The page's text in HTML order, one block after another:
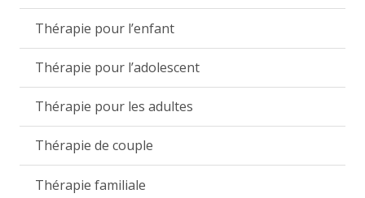
Thérapie pour l’enfant
Thérapie pour l’adolescent
Thérapie pour les adultes
Thérapie de couple
Thérapie familiale